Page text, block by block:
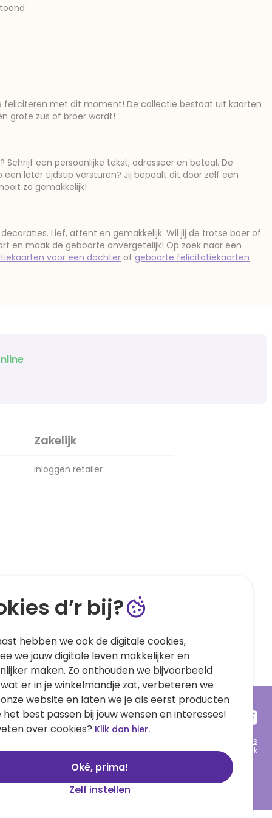
feliciteren met dit moment! De collectie bestaat uit kaarten
grote zus of broer wordt!
een persoonlijke tekst, adresseer en betaal. De
later tijdstip versturen? Jij bepaalt dit door zelf een
zo gemakkelijk!
Lief, attent en gemakkelijk. Wil jij de trotse boer of
en maak de geboorte onvergetelijk! Op zoek naar een
voor een dochter of geboorte felicitatiekaarten
Zakelijk
Inloggen retailer
Cookies
© 1999 - 2025 Hallmark
d’r bij?
hebben we ook de digitale cookies,
we jouw digitale leven makkelijker en
maken. Zo onthouden we bijvoorbeeld
er in je winkelmandje zat, verbeteren we
website en laten we je als eerst producten
het best passen bij jouw wensen en interesses!
over cookies? Klik dan hier.
Oké, prima!
Zelf instellen